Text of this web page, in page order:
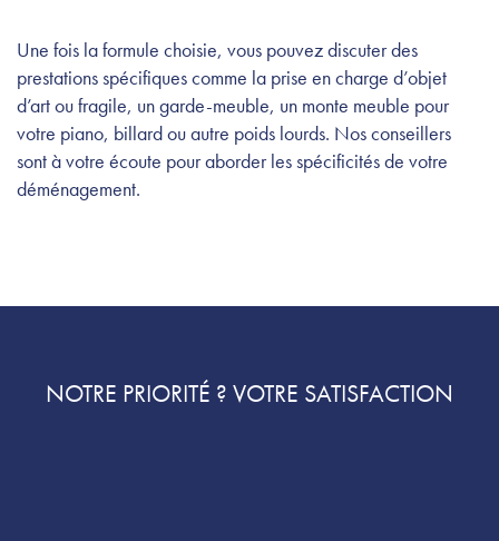
Une fois la formule choisie, vous pouvez discuter des
prestations spécifiques comme la prise en charge d’objet
d’art ou fragile, un garde-meuble, un monte meuble pour
votre piano, billard ou autre poids lourds. Nos conseillers
sont à votre écoute pour aborder les spécificités de votre
déménagement.
NOTRE PRIORITÉ ? VOTRE SATISFACTION